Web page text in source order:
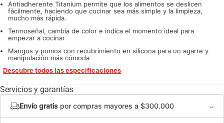
Antiadherente Titanium permite que los alimentos se deslicen
fácilmente, haciendo que cocinar sea más simple y la limpieza,
mucho más rápida.
Termoseñal, cambia de color e indica el momento ideal para
empezar a cocinar
Mangos y pomos con recubrimiento en silicona para un agarre y
manipulación más cómoda
Descubre todos las especificaciones
Servicios y garantías
Envío gratis por compras mayores a $300.000